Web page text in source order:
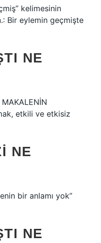
kelimesinin
Bir eylemin geçmişte
NE
etkili ve etkisiz
NE
bir anlamı yok”
NE